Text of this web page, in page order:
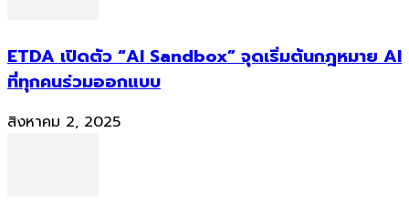
ETDA เปิดตัว “AI Sandbox” จุดเริ่มต้นกฎหมาย AI
ที่ทุกคนร่วมออกแบบ
สิงหาคม 2, 2025